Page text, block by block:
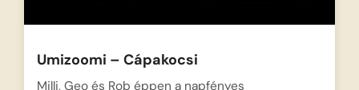
Umizoomi – Cápakocsi
Milli, Geo és Rob éppen a napfényes